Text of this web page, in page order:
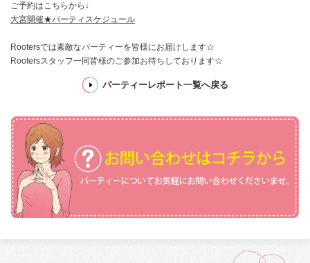
ご予約はこちらから↓
大宮開催★パーティスケジュール
Rootersでは素敵なパーティーを皆様にお届けします☆
Rootersスタッフ一同皆様のご参加お待ちしております☆
パーティーレポート一覧へ戻る